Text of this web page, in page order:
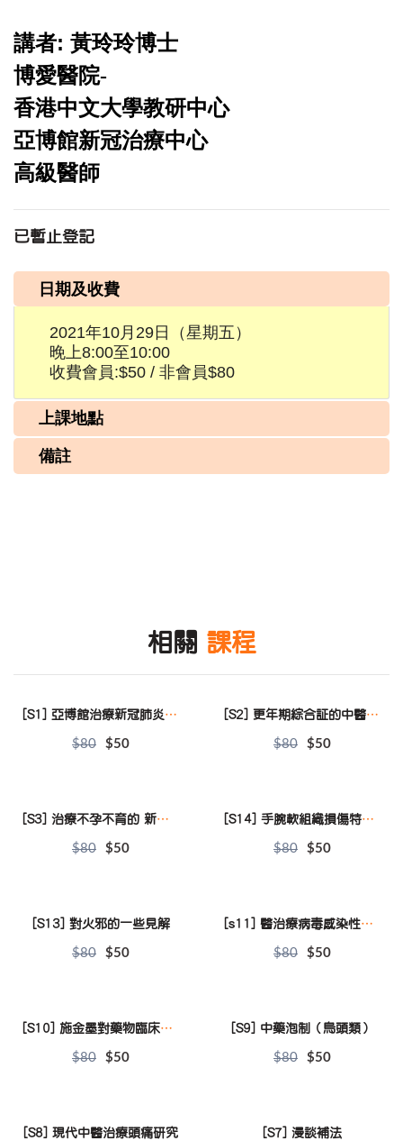
講者: 黃玲玲博士
博愛醫院-
香港中文大學教研中心
亞博館新冠治療中心
高級醫師
已暫止登記
日期及收費
2021年10月29日（星期五）
晚上8:00至10:00
收費會員:$50 / 非會員$80
上課地點
備註
相關 課程
[S1] 亞博館治療新冠肺炎分享
$80 $50
[S2] 更年期綜合証的中醫防治
$80 $50
[S3] 治療不孕不育的 新策略
$80 $50
[S14] 手腕軟組織損傷特徵分辨
$80 $50
[S13] 對火邪的一些見解
$80 $50
[s11] 醫治療病毒感染性的優勢
$80 $50
[S10] 施金墨對藥物臨床應用
$80 $50
[S9] 中藥泡制（烏頭類）
$80 $50
[S8] 現代中醫治療頭痛研究 [S7] 漫談補法